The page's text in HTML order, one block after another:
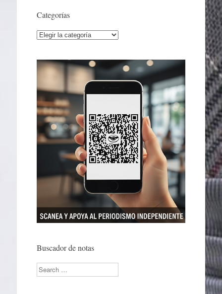
Categorías
Categorías
Buscador de notas
Search